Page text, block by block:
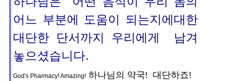
어느 부분에 도움이 되는지에대한
대단한 단서까지 우리에게 남겨
놓으셨습니다.
God's Pharmacy! Amazing! 하나님의 약국! 대단하죠!